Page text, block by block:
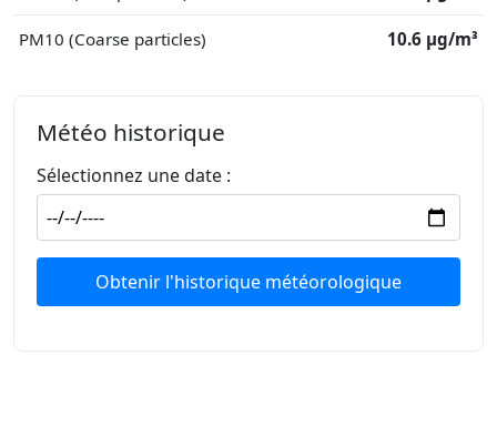
PM10 (Coarse particles) 10.6 μg/m³
Météo historique
Sélectionnez une date :
Obtenir l'historique météorologique